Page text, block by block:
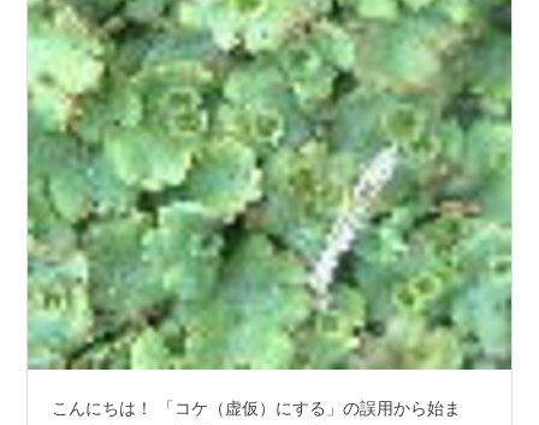
こんにちは！ 「コケ（虚仮）にする」の誤用から始ま